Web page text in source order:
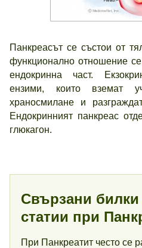
Панкреасът се състои от
функционално отношение
ендокринна част.
ензими, които вземат
храносмилане и
Ендокринният панкреас
глюкагон.
Свързани билки
статии при
При Панкреатит често се